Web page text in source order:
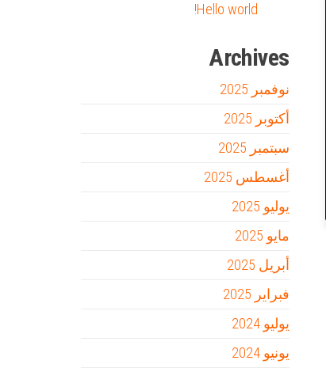
Hello world!
Archives
نوفمبر 2025
أكتوبر 2025
سبتمبر 2025
أغسطس 2025
يوليو 2025
مايو 2025
أبريل 2025
فبراير 2025
يوليو 2024
يونيو 2024